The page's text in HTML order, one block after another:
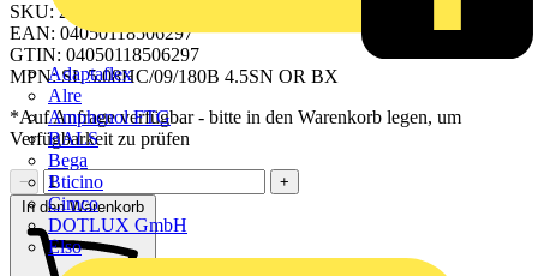
Adaptaflex
Alre
Amphenol FTG
BALS
Bega
Bticino
Cimco
DOTLUX GmbH
Elso
SKU: 2496240000
EAN: 04050118506297
GTIN: 04050118506297
MPN: SL 5.08HC/09/180B 4.5SN OR BX
*Auf Anfrage verfügbar - bitte in den Warenkorb legen, um
Verfügbarkeit zu prüfen
−
+
In den Warenkorb